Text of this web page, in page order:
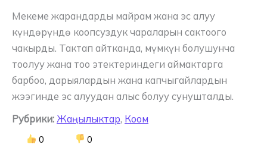
Мекеме жарандарды майрам жана эс алуу
күндөрүндө коопсуздук чараларын сактоого
чакырды. Тактап айтканда, мүмкүн болушунча
тоолуу жана тоо этектериндеги аймактарга
барбоо, дарыялардын жана капчыгайлардын
жээгинде эс алуудан алыс болуу сунушталды.
Рубрики: Жаңылыктар, Коом
0 0